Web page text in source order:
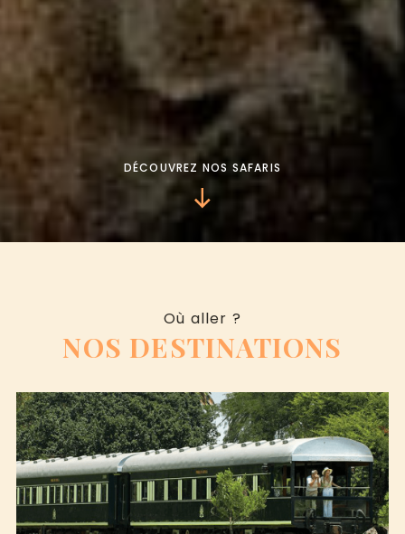
DÉCOUVREZ NOS SAFARIS
Où aller ?
NOS DESTINATIONS